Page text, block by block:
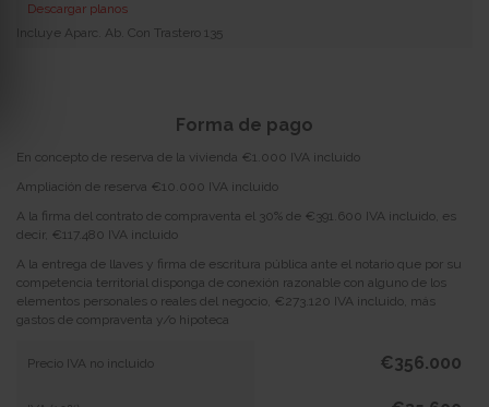
Descargar planos
Incluye Aparc. Ab. Con Trastero 135
Forma de pago
En concepto de reserva de la vivienda €1.000 IVA incluido
Ampliación de reserva €10.000 IVA incluido
A la firma del contrato de compraventa el 30% de €391.600 IVA incluido, es
decir, €117.480 IVA incluido
A la entrega de llaves y firma de escritura pública ante el notario que por su
competencia territorial disponga de conexión razonable con alguno de los
elementos personales o reales del negocio, €273.120 IVA incluido, más
gastos de compraventa y/o hipoteca
Precio IVA no incluido €356.000